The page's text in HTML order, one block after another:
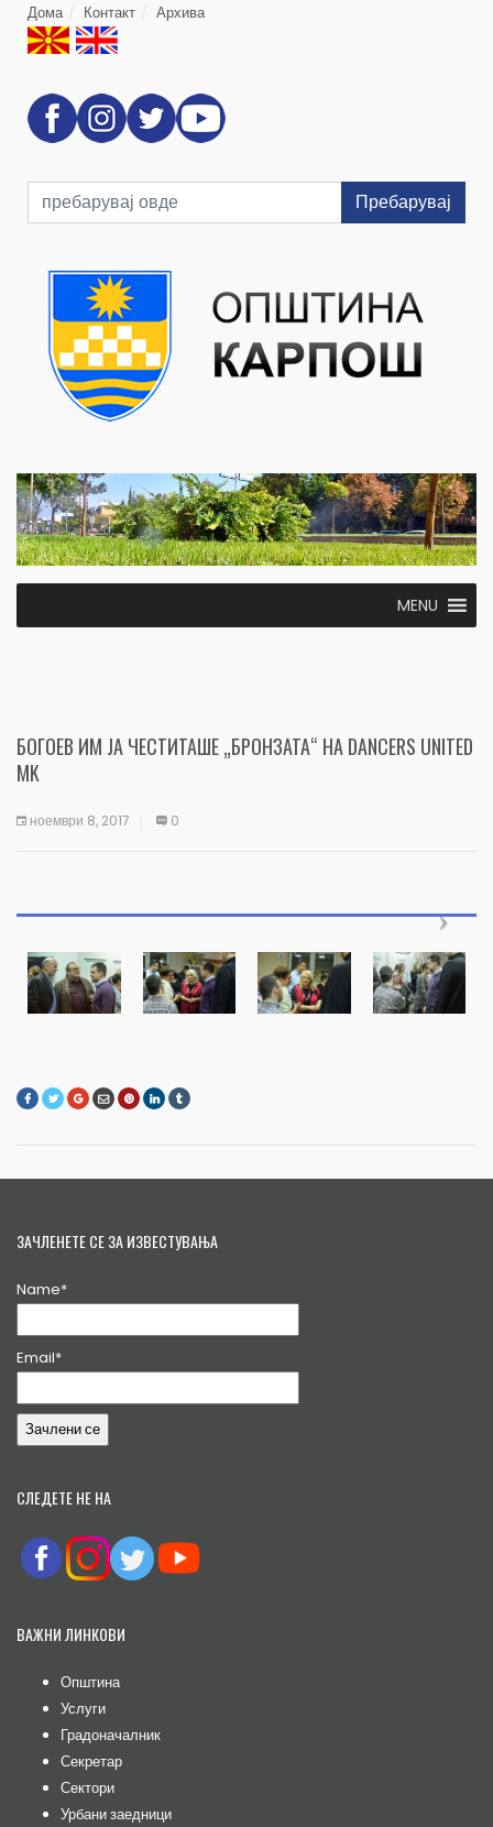
Дома Контакт Архива
Пребарувај
MENU
БОГОЕВ ИМ ЈА ЧЕСТИТАШЕ „БРОНЗАТА“ НА DANCERS UNITED
MK
ноември 8, 2017 0
ЗАЧЛЕНЕТЕ СЕ ЗА ИЗВЕСТУВАЊА
Name*
Email*
СЛЕДЕТЕ НЕ НА
ВАЖНИ ЛИНКОВИ
Општина
Услуги
Градоначалник
Секретар
Сектори
Урбани заедници